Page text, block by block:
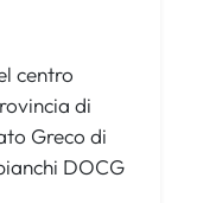
centro
di
Greco di
DOCG